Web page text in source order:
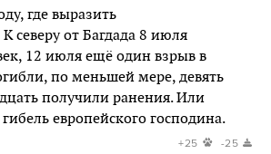
где выразить
северу от Багдада 8 июля
12 июля ещё один взрыв в
по меньшей мере, девять
получили ранения. Или
европейского господина.
+25 -25